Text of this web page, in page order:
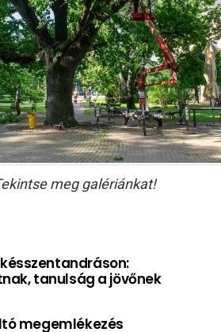
meg galériánkat!
tanulság a jövőnek
megemlékezés